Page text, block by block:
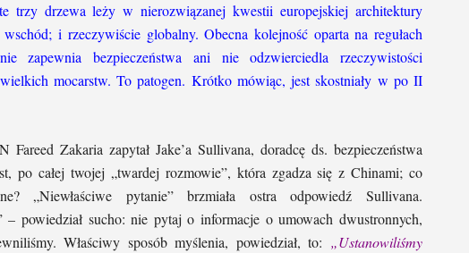
trzy drzewa leży w nierozwiązanej kwestii europejskiej architektury
i rzeczywiście globalny. Obecna kolejność oparta na regułach
zapewnia bezpieczeństwa ani nie odzwierciedla rzeczywistości
mocarstw. To patogen. Krótko mówiąc, jest skostniały w po II
Zakaria zapytał Jake’a Sullivana, doradcę ds. bezpieczeństwa
po całej twojej „twardej rozmowie”, która zgadza się z Chinami; co
„Niewłaściwe pytanie” brzmiała ostra odpowiedź Sullivana.
– powiedział sucho: nie pytaj o informacje o umowach dwustronnych,
Właściwy sposób myślenia, powiedział, to: „Ustanowiliśmy